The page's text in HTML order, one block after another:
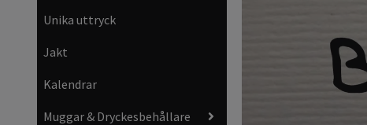
Unika uttryck
Jakt
Kalendrar
Muggar & Dryckesbehållare